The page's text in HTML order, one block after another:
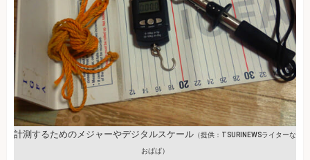
計測するためのメジャーやデジタルスケール （提供：TSURINEWSライターな
おぱぱ）